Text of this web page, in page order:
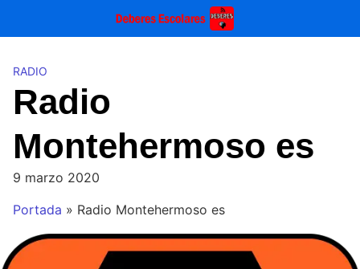
RADIO
Radio
Montehermoso es
9 marzo 2020
Portada » Radio Montehermoso es